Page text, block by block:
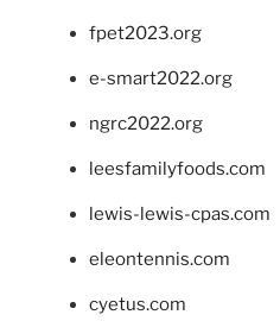
fpet2023.org
e-smart2022.org
ngrc2022.org
leesfamilyfoods.com
lewis-lewis-cpas.com
eleontennis.com
cyetus.com